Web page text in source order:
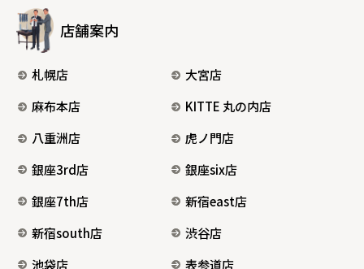
店舗案内
札幌店
大宮店
麻布本店
KITTE 丸の内店
八重洲店
虎ノ門店
銀座3rd店
銀座six店
銀座7th店
新宿east店
新宿south店
渋谷店
池袋店
表参道店